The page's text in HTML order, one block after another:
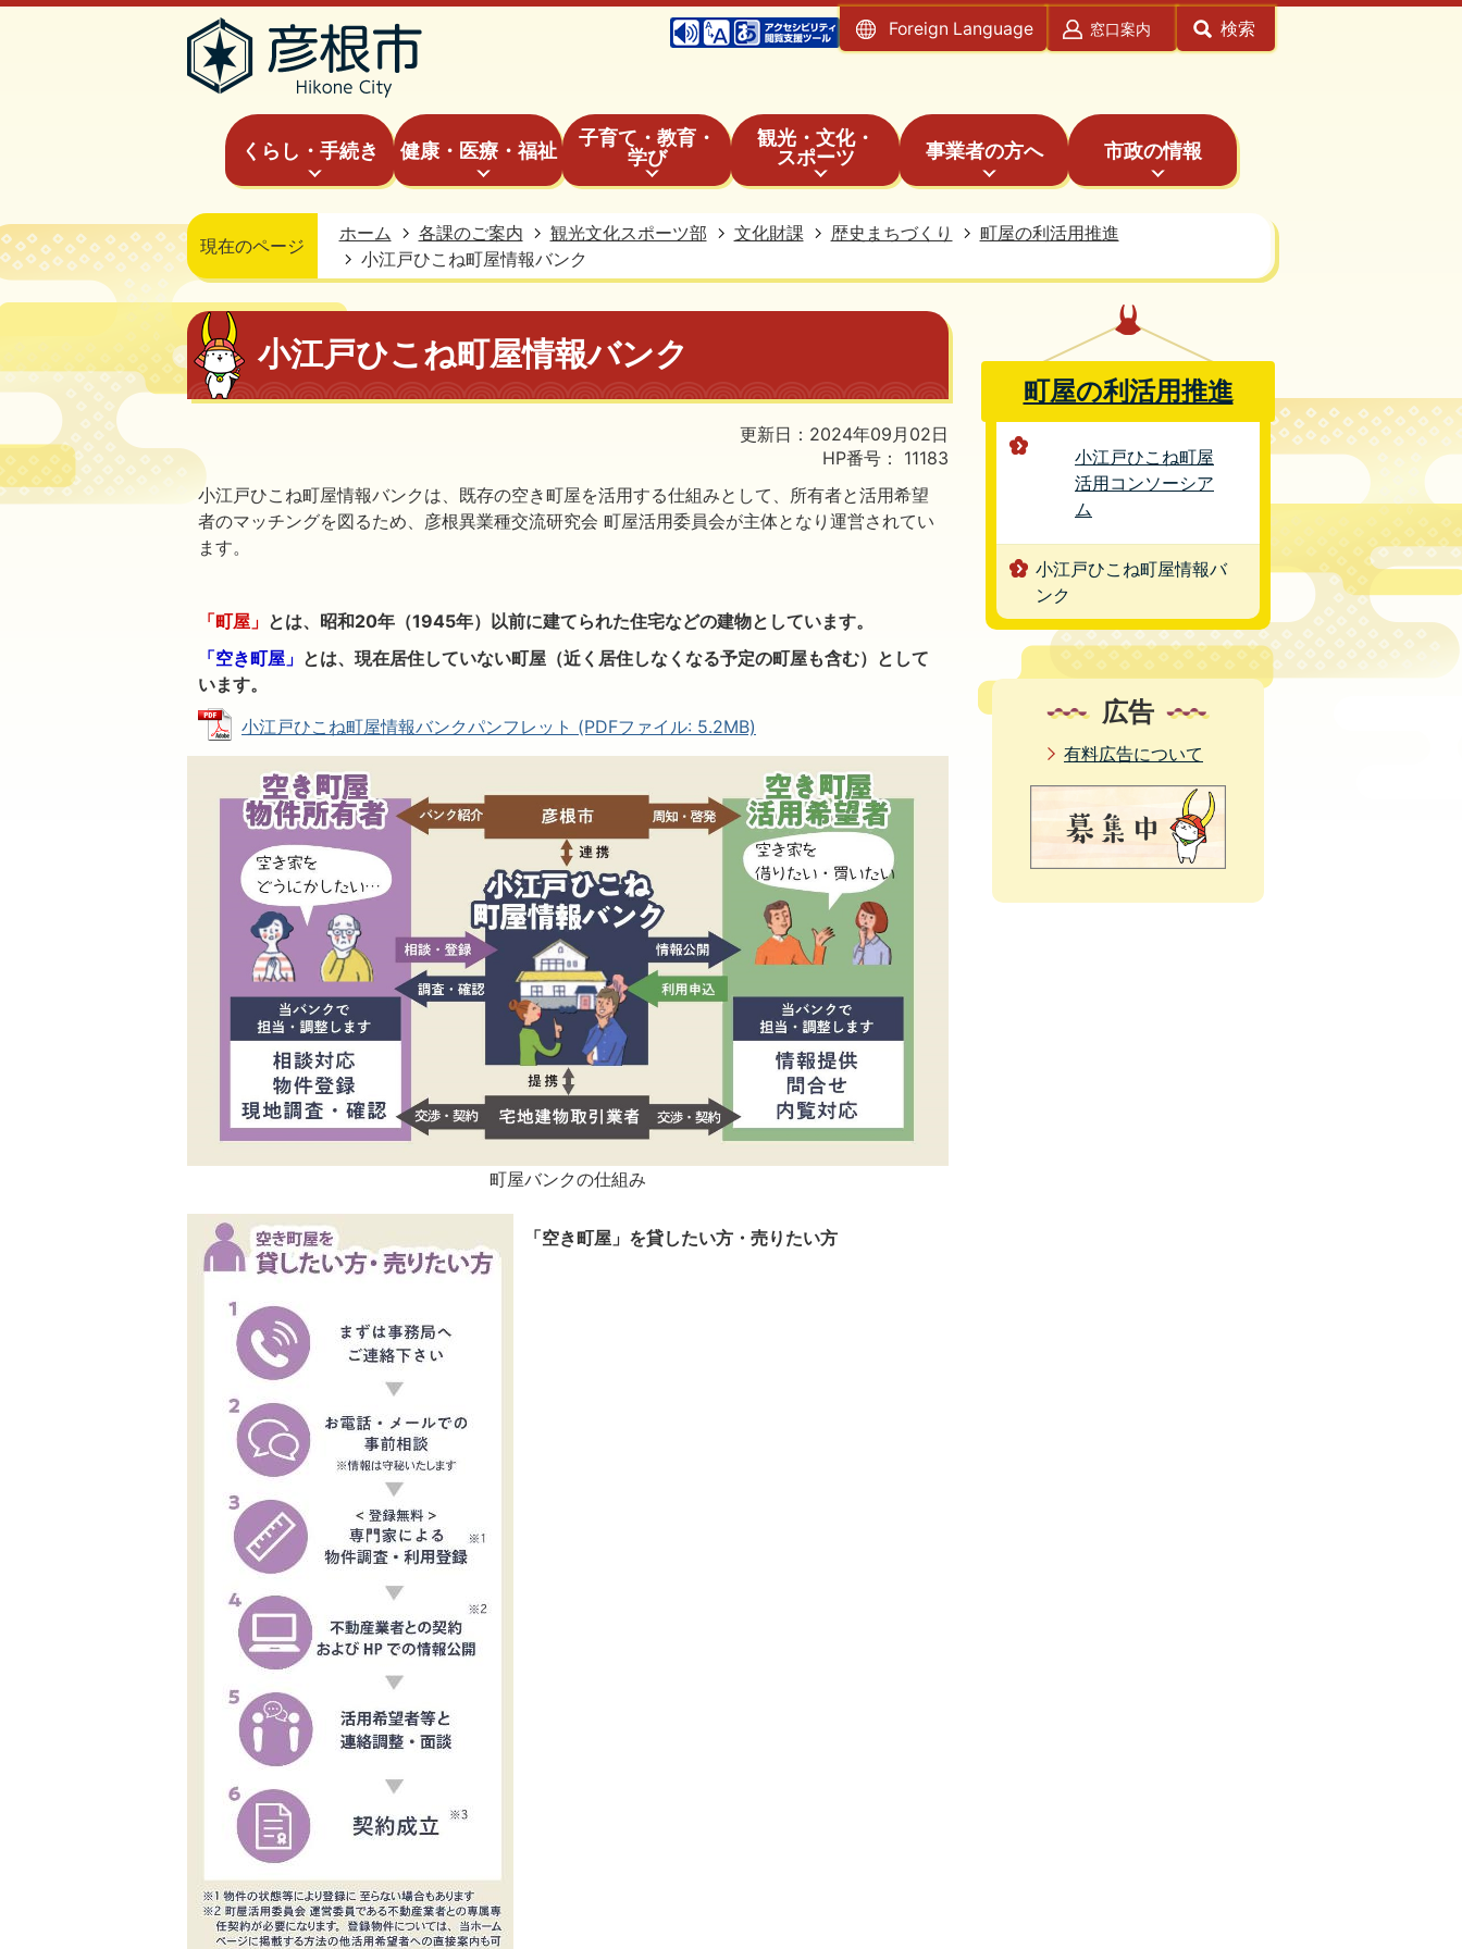
Foreign Language 窓口案内 検索
くらし・手続き 健康・医療・福祉
子育て・教育・
学び
観光・文化・
スポーツ
事業者の方へ 市政の情報
現在のページ
ホーム 各課のご案内 観光文化スポーツ部 文化財課 歴史まちづくり
町屋の利活用推進
小江戸ひこね町屋情報バンク
小江戸ひこね町屋情報バンク
更新日：2024年09月02日
HP番号：
11183
小江戸ひこね町屋情報バンクは、既存の空き町屋を活用する仕組みとして、所有者と活用希望
者のマッチングを図るため、彦根異業種交流研究会 町屋活用委員会が主体となり運営されてい
ます。
「町屋」 とは、昭和20年（1945年）以前に建てられた住宅などの建物としています。
「空き町屋」 とは、現在居住していない町屋（近く居住しなくなる予定の町屋も含む）として
います。
小江戸ひこね町屋情報バンクパンフレット (PDFファイル: 5.2MB)
町屋バンクの仕組み
「空き町屋」を貸したい方・売りたい方
町屋の利活用推進
小江戸ひこね町屋
活用コンソーシア
ム
小江戸ひこね町屋情報バ
ンク
広告
有料広告について